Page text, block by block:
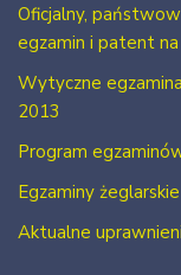
Oficjalny,
egzamin i patent
Wytyczne
2013
Program
Egzaminy
Aktualne